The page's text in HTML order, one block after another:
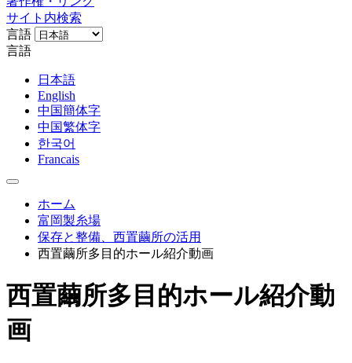
サイト内検索
言語
言語
日本語
English
中国簡体字
中国繁体字
한국어
Francais
ホーム
富岡製糸場
保存と整備、西置繭所の活用
西置繭所多目的ホール紹介動画
西置繭所多目的ホール紹介動
画